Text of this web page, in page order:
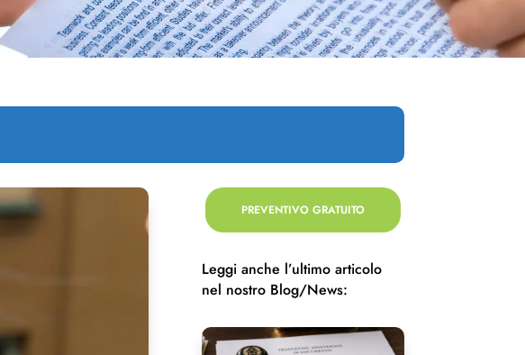
PREVENTIVO GRATUITO
Leggi anche l’ultimo articolo
nel nostro Blog/News: